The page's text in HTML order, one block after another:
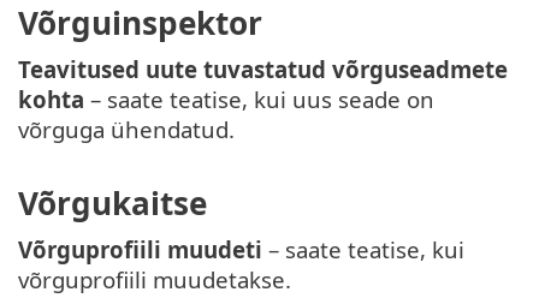
Võrguinspektor
Teavitused uute tuvastatud võrguseadmete
kohta – saate teatise, kui uus seade on
võrguga ühendatud.
Võrgukaitse
Võrguprofiili muudeti – saate teatise, kui
võrguprofiili muudetakse.